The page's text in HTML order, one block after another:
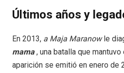
Últimos años y
En 2013, a Maja Maranowle
mama, una batalla que mantuvo
aparición se emitió en enero de